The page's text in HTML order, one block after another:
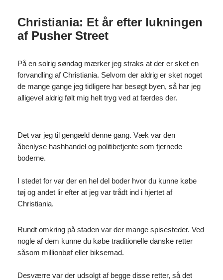
Christiania: Et år efter lukningen
af Pusher Street
På en solrig søndag mærker jeg straks at der er sket en
forvandling af Christiania. Selvom der aldrig er sket noget
de mange gange jeg tidligere har besøgt byen, så har jeg
alligevel aldrig følt mig helt tryg ved at færdes der.
Det var jeg til gengæld denne gang. Væk var den
åbenlyse hashhandel og politibetjente som fjernede
boderne.
I stedet for var der en hel del boder hvor du kunne købe
tøj og andet lir efter at jeg var trådt ind i hjertet af
Christiania.
Rundt omkring på staden var der mange spisesteder. Ved
nogle af dem kunne du købe traditionelle danske retter
såsom millionbøf eller biksemad.
Desværre var der udsolgt af begge disse retter, så det